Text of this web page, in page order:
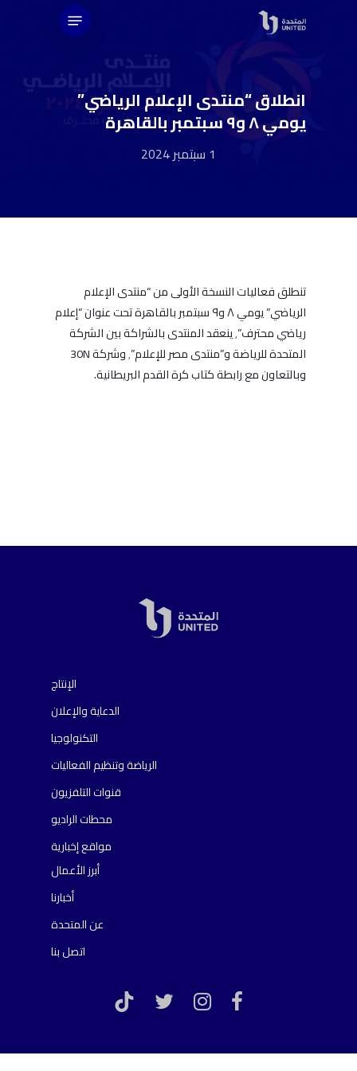
Menu
‎انطلاق “منتدى الإعلام الرياضي”
يومي ٨ و٩ سبتمبر بالقاهرة
1 سبتمبر 2024
تنطلق فعاليات النسخة الأولى من “منتدى الإعلام
الرياضي” يومي ٨ و٩ سبتمبر بالقاهرة تحت عنوان “إعلام
رياضي محترف”٬ ينعقد المنتدى بالشراكة بين الشركة
المتحدة للرياضة و”منتدى مصر للإعلام”٬ وشركة 30N
وبالتعاون مع رابطة كتاب كرة القدم البريطانية.
الإنتاج
الدعاية والإعلان
التكنولوجيا
الرياضة وتنظيم الفعاليات
قنوات التلفزيون
محطات الراديو
مواقع إخبارية
أبرز الأعمال
أخبارنا
عن المتحدة
اتصل بنا
facebook
instagram
twitter
TikTok